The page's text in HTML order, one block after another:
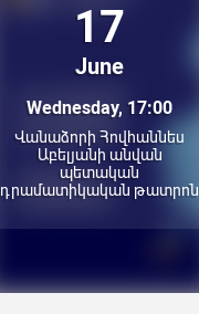
17
June
Wednesday, 17:00
Վանաձորի Հովհաննես
Աբելյանի անվան
պետական
դրամատիկական թատրոն